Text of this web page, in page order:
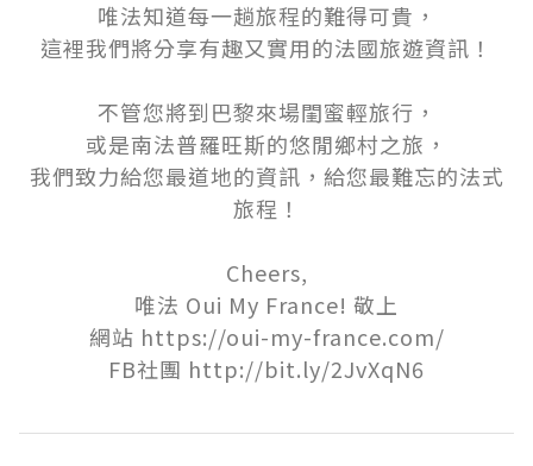
唯法知道每一趟旅程的難得可貴，
這裡我們將分享有趣又實用的法國旅遊資訊！
不管您將到巴黎來場閨蜜輕旅行，
或是南法普羅旺斯的悠閒鄉村之旅，
我們致力給您最道地的資訊，給您最難忘的法式
旅程！
Cheers,
唯法 Oui My France! 敬上
網站 https://oui-my-france.com/
FB社團 http://bit.ly/2JvXqN6